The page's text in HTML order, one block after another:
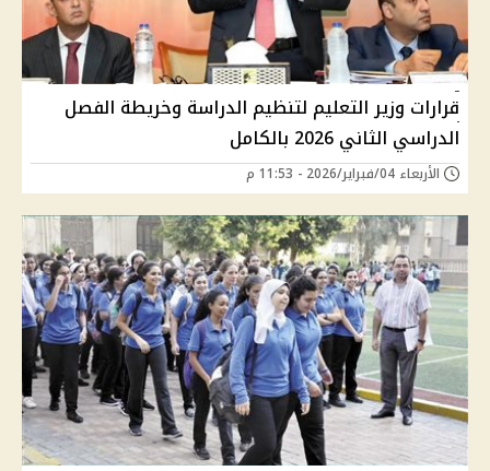
قرارات وزير التعليم لتنظيم الدراسة وخريطة الفصل
الدراسي الثاني 2026 بالكامل
الأربعاء 04/فبراير/2026 - 11:53 م